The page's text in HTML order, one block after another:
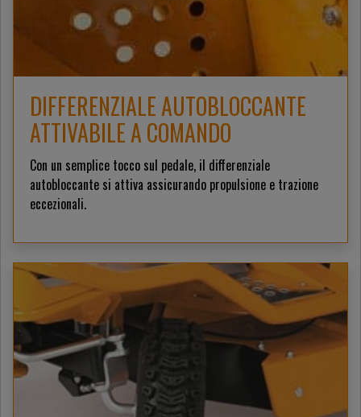
DIFFERENZIALE AUTOBLOCCANTE
ATTIVABILE A COMANDO
Con un semplice tocco sul pedale, il differenziale
autobloccante si attiva assicurando propulsione e trazione
eccezionali.